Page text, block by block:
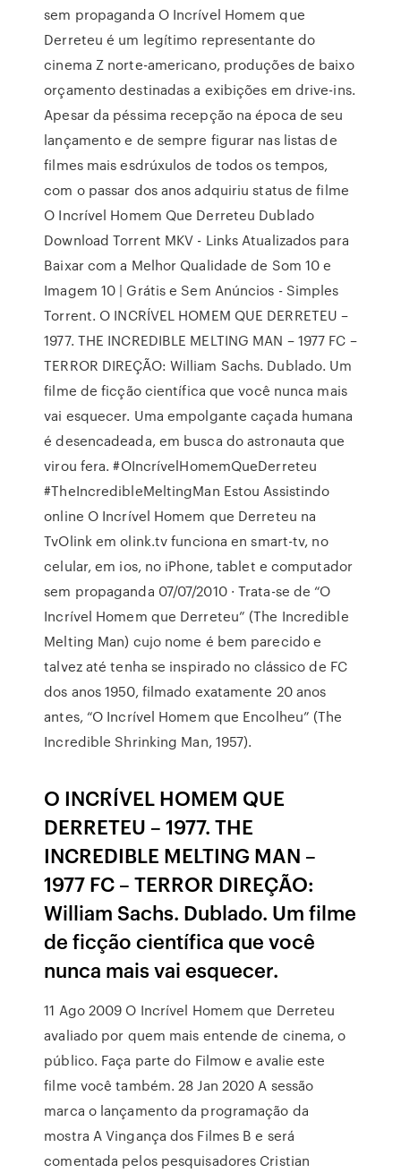
sem propaganda O Incrível Homem que
Derreteu é um legítimo representante do
cinema Z norte-americano, produções de baixo
orçamento destinadas a exibições em drive-ins.
Apesar da péssima recepção na época de seu
lançamento e de sempre figurar nas listas de
filmes mais esdrúxulos de todos os tempos,
com o passar dos anos adquiriu status de filme
O Incrível Homem Que Derreteu Dublado
Download Torrent MKV - Links Atualizados para
Baixar com a Melhor Qualidade de Som 10 e
Imagem 10 | Grátis e Sem Anúncios - Simples
Torrent. O INCRÍVEL HOMEM QUE DERRETEU –
1977. THE INCREDIBLE MELTING MAN – 1977 FC –
TERROR DIREÇÃO: William Sachs. Dublado. Um
filme de ficção científica que você nunca mais
vai esquecer. Uma empolgante caçada humana
é desencadeada, em busca do astronauta que
virou fera. #OIncrívelHomemQueDerreteu
#TheIncredibleMeltingMan Estou Assistindo
online O Incrível Homem que Derreteu na
TvOlink em olink.tv funciona en smart-tv, no
celular, em ios, no iPhone, tablet e computador
sem propaganda 07/07/2010 · Trata-se de “O
Incrível Homem que Derreteu” (The Incredible
Melting Man) cujo nome é bem parecido e
talvez até tenha se inspirado no clássico de FC
dos anos 1950, filmado exatamente 20 anos
antes, “O Incrível Homem que Encolheu” (The
Incredible Shrinking Man, 1957).
O INCRÍVEL HOMEM QUE
DERRETEU – 1977. THE
INCREDIBLE MELTING MAN –
1977 FC – TERROR DIREÇÃO:
William Sachs. Dublado. Um filme
de ficção científica que você
nunca mais vai esquecer.
11 Ago 2009 O Incrível Homem que Derreteu
avaliado por quem mais entende de cinema, o
público. Faça parte do Filmow e avalie este
filme você também. 28 Jan 2020 A sessão
marca o lançamento da programação da
mostra A Vingança dos Filmes B e será
comentada pelos pesquisadores Cristian